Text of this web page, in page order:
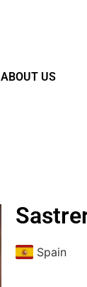
ABOUT US
Spain